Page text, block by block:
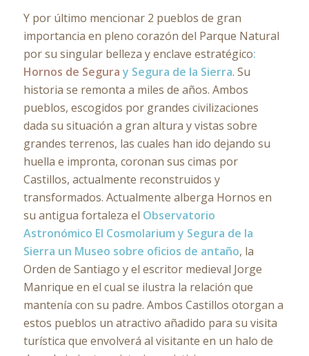
Y por último mencionar 2 pueblos de gran
importancia en pleno corazón del Parque Natural
por su singular belleza y enclave estratégico:
Hornos de Segura y Segura de la Sierra. Su
historia se remonta a miles de años. Ambos
pueblos, escogidos por grandes civilizaciones
dada su situación a gran altura y vistas sobre
grandes terrenos, las cuales han ido dejando su
huella e impronta, coronan sus cimas por
Castillos, actualmente reconstruidos y
transformados. Actualmente alberga Hornos en
su antigua fortaleza el Observatorio
Astronómico El Cosmolarium y Segura de la
Sierra un Museo sobre oficios de antaño, la
Orden de Santiago y el escritor medieval Jorge
Manrique en el cual se ilustra la relación que
mantenía con su padre. Ambos Castillos otorgan a
estos pueblos un atractivo añadido para su visita
turística que envolverá al visitante en un halo de